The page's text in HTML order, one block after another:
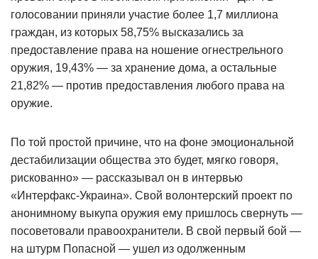
голосовании приняли участие более 1,7 миллиона
граждан, из которых 58,75% высказались за
предоставление права на ношение огнестрельного
оружия, 19,43% — за хранение дома, а остальные
21,82% — против предоставления любого права на
оружие.
По той простой причине, что на фоне эмоциональной
дестабилизации общества это будет, мягко говоря,
рискованно» — рассказывал он в интервью
«Интерфакс-Украина». Свой волонтерский проект по
анонимному выкупа оружия ему пришлось свернуть —
посоветовали правоохранители. В свой первый бой —
на штурм Попасной — ушел из одолженным